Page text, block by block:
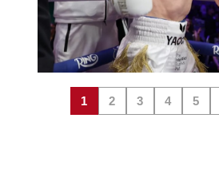
1 2 3 4 5